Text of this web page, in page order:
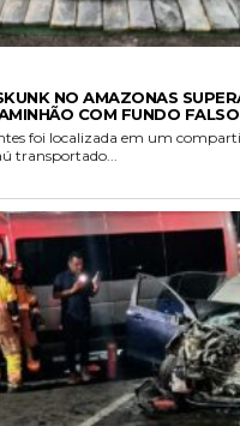
NO AMAZONAS
COM FUNDO FALSO
foi localizada em um
transportado...